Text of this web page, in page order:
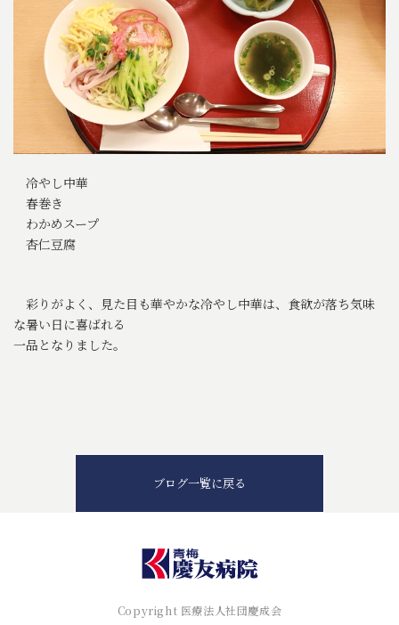
冷やし中華
春巻き
わかめスープ
杏仁豆腐
彩りがよく、見た目も華やかな冷やし中華は、食欲が落ち気味
な暑い日に喜ばれる
一品となりました。
ブログ一覧に戻る
Copyright 医療法人社団慶成会